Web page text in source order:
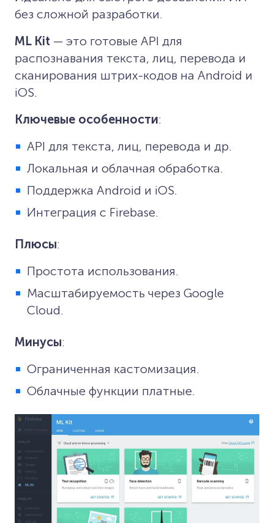
без сложной разработки.
ML Kit — это готовые API для
распознавания текста, лиц, перевода и
сканирования штрих-кодов на Android и
iOS.
Ключевые особенности:
API для текста, лиц, перевода и др.
Локальная и облачная обработка.
Поддержка Android и iOS.
Интеграция с Firebase.
Плюсы:
Простота использования.
Масштабируемость через Google
Cloud.
Минусы:
Ограниченная кастомизация.
Облачные функции платные.